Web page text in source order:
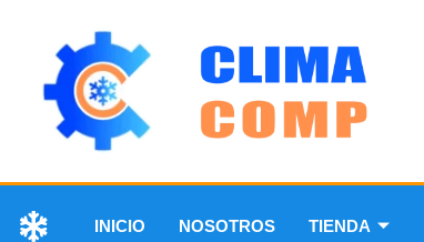
INICIO NOSOTROS TIENDA